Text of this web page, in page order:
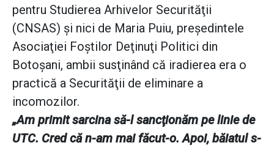
pentru Studierea Arhivelor Securităţii
(CNSAS) şi nici de Maria Puiu, preşedintele
Asociaţiei Foştilor Deţinuţi Politici din
Botoşani, ambii susţinând că iradierea era o
practică a Securităţii de eliminare a
incomozilor.
„Am primit sarcina să-l sancţionăm pe linie de
UTC. Cred că n-am mai făcut-o. Apoi, băiatul s-